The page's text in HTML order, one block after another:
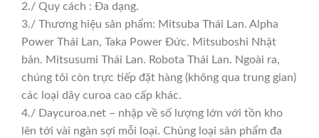
2./ Quy cách : Đa dạng.
3./ Thương hiệu sản phẩm: Mitsuba Thái Lan. Alpha
Power Thái Lan, Taka Power Đức. Mitsuboshi Nhật
bản. Mitsusumi Thái Lan. Robota Thái Lan. Ngoài ra,
chúng tôi còn trực tiếp đặt hàng (không qua trung gian)
các loại dây curoa cao cấp khác.
4./ Daycuroa.net – nhập về số lượng lớn với tồn kho
lên tới vài ngàn sợi mỗi loại. Chủng loại sản phẩm đa